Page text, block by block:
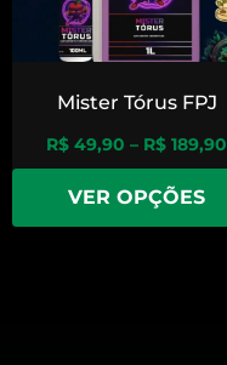
Mister Tórus FPJ
R$ 49,90 – R$ 189,90
VER OPÇÕES